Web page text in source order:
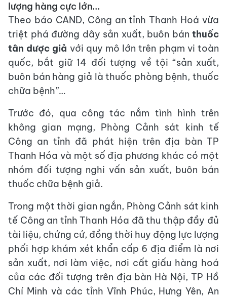
lượng hàng cực lớn...
Theo báo CAND, Công an tỉnh Thanh Hoá vừa
triệt phá đường dây sản xuất, buôn bán thuốc
tân dược giả với quy mô lớn trên phạm vi toàn
quốc, bắt giữ 14 đối tượng về tội “sản xuất,
buôn bán hàng giả là thuốc phòng bệnh, thuốc
chữa bệnh”…
Trước đó, qua công tác nắm tình hình trên
không gian mạng, Phòng Cảnh sát kinh tế
Công an tỉnh đã phát hiện trên địa bàn TP
Thanh Hóa và một số địa phương khác có một
nhóm đối tượng nghi vấn sản xuất, buôn bán
thuốc chữa bệnh giả.
Trong một thời gian ngắn, Phòng Cảnh sát kinh
tế Công an tỉnh Thanh Hóa đã thu thập đầy đủ
tài liệu, chứng cứ, đồng thời huy động lực lượng
phối hợp khám xét khẩn cấp 6 địa điểm là nơi
sản xuất, nơi làm việc, nơi cất giấu hàng hoá
của các đối tượng trên địa bàn Hà Nội, TP Hồ
Chí Minh và các tỉnh Vĩnh Phúc, Hưng Yên, An